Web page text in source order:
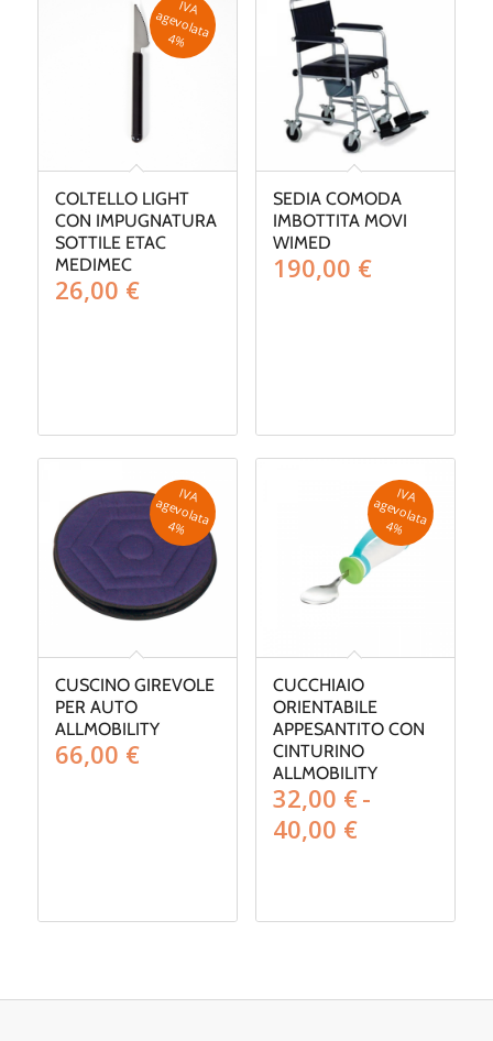
COLTELLO LIGHT
CON IMPUGNATURA
SOTTILE ETAC
MEDIMEC
26,00 €
IV
A
a
g
e
v
o
la
ta
4
%
SEDIA COMODA
IMBOTTITA MOVI
WIMED
190,00 €
CUSCINO GIREVOLE
PER AUTO
ALLMOBILITY
66,00 €
IV
A
a
g
e
v
o
la
ta
4
%
CUCCHIAIO
ORIENTABILE
APPESANTITO CON
CINTURINO
ALLMOBILITY
32,00 €-
40,00 €Fascia
32,00 €
IV
A
a
g
e
v
o
la
ta
4
%